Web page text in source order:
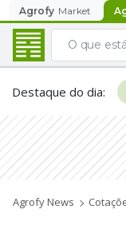
Agrofy Market
Destaque do dia:
Agrofy News